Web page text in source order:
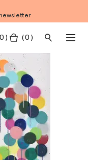
0 ) ( 0 )